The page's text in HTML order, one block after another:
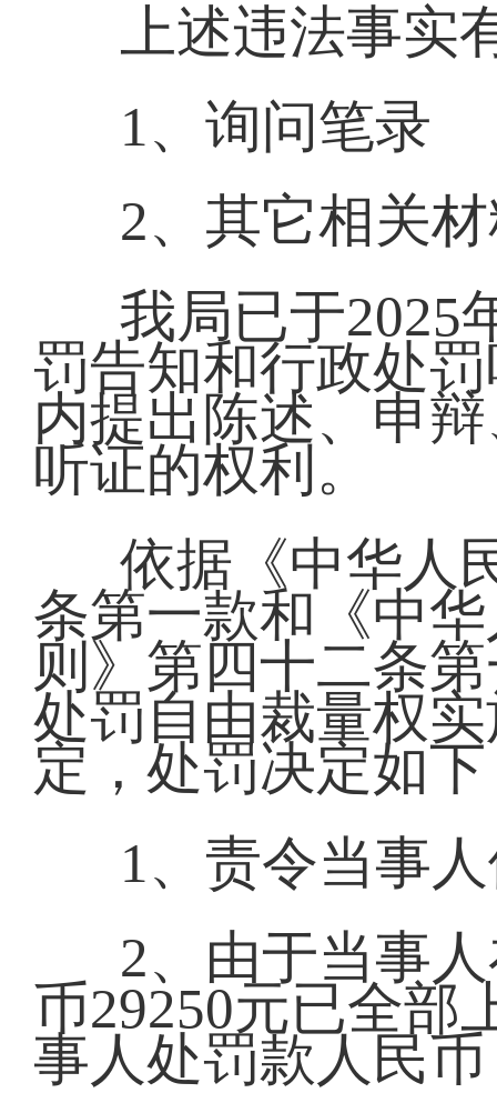
上述违法事实
1、询问笔录
2、其它相关
我局已于2025
罚告知和行政处
内提出陈述、申
听证的权利。
依据《中华人
条第一款和《中
则》第四十二条
处罚自由裁量权
定，处罚决定如
1、责令当事
2、由于当事
币29250元已全部
事人处罚款人民